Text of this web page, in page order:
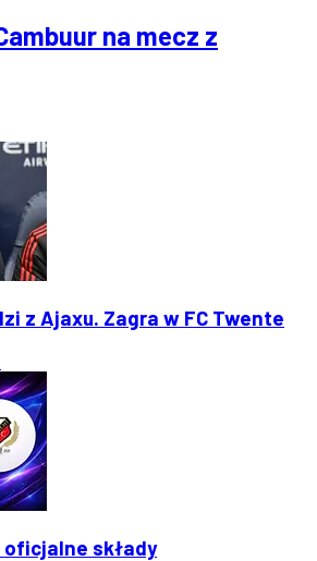
na mecz z
z Ajaxu. Zagra w FC Twente
składy